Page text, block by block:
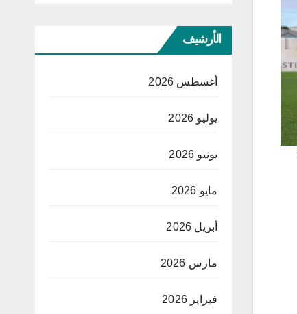
الأرشيف
أغسطس 2026
يوليو 2026
يونيو 2026
مايو 2026
أبريل 2026
مارس 2026
فبراير 2026